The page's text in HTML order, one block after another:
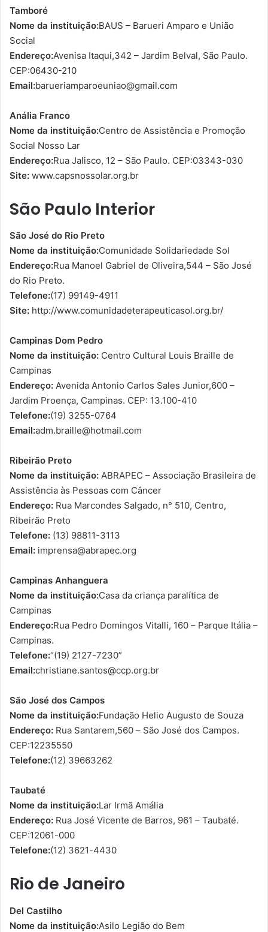
Tamboré
Nome da instituição:BAUS – Barueri Amparo e União
Social
Endereço:Avenisa Itaqui,342 – Jardim Belval, São Paulo.
CEP:06430-210
Email:barueriamparoeuniao@gmail.com
Anália Franco
Nome da instituição:Centro de Assistência e Promoção
Social Nosso Lar
Endereço:Rua Jalisco, 12 – São Paulo. CEP:03343-030
Site: www.capsnossolar.org.br
São Paulo Interior
São José do Rio Preto
Nome da instituição:Comunidade Solidariedade Sol
Endereço:Rua Manoel Gabriel de Oliveira,544 – São José
do Rio Preto.
Telefone:(17) 99149-4911
Site: http://www.comunidadeterapeuticasol.org.br/
Campinas Dom Pedro
Nome da instituição: Centro Cultural Louis Braille de
Campinas
Endereço: Avenida Antonio Carlos Sales Junior,600 –
Jardim Proença, Campinas. CEP: 13.100-410
Telefone:(19) 3255-0764
Email:adm.braille@hotmail.com
Ribeirão Preto
Nome da instituição: ABRAPEC – Associação Brasileira de
Assistência às Pessoas com Câncer
Endereço: Rua Marcondes Salgado, n° 510, Centro,
Ribeirão Preto
Telefone: (13) 98811-3113
Email: imprensa@abrapec.org
Campinas Anhanguera
Nome da instituição:Casa da criança paralítica de
Campinas
Endereço:Rua Pedro Domingos Vitalli, 160 – Parque Itália –
Campinas.
Telefone:“(19) 2127-7230”
Email:christiane.santos@ccp.org.br
São José dos Campos
Nome da instituição:Fundação Helio Augusto de Souza
Endereço: Rua Santarem,560 – São José dos Campos.
CEP:12235550
Telefone:(12) 39663262
Taubaté
Nome da instituição:Lar Irmã Amália
Endereço: Rua José Vicente de Barros, 961 – Taubaté.
CEP:12061-000
Telefone:(12) 3621-4430
Rio de Janeiro
Del Castilho
Nome da instituição:Asilo Legião do Bem